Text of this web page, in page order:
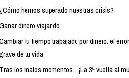
¿Cómo hemos superado nuestras crisis?
Ganar dinero viajando
Cambiar tu tiempo trabajado por dinero: el
grave de tu vida
Tras los malos momentos... ¡La 3ª vuelta al